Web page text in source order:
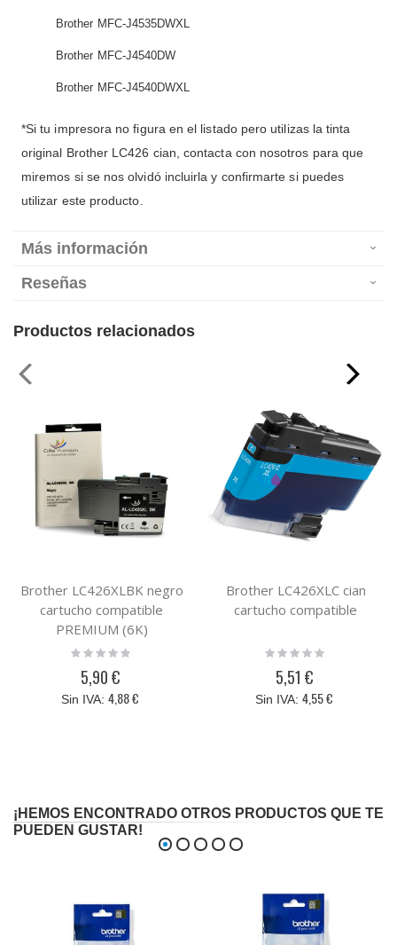
Brother MFC-J4535DWXL
Brother MFC-J4540DW
Brother MFC-J4540DWXL
*Si tu impresora no figura en el listado pero utilizas la tinta
original Brother LC426 cian, contacta con nosotros para que
miremos si se nos olvidó incluirla y confirmarte si puedes
utilizar este producto.
Más información
Reseñas
Productos relacionados
Brother LC426XLBK negro
cartucho compatible
PREMIUM (6K)
Rating:
5,90 €
4,88 €
Brother LC426XLC cian
cartucho compatible
Rating:
5,51 €
4,55 €
¡HEMOS ENCONTRADO OTROS PRODUCTOS QUE TE
PUEDEN GUSTAR!